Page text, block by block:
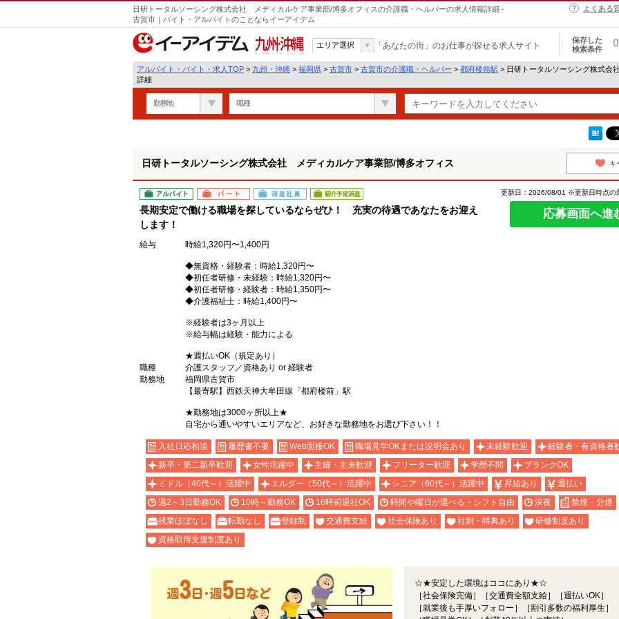
日研トータルソーシング株式会社 メディカルケア事業部/博多オフィスの介護職・ヘルパーの求人情報詳細 -
古賀市｜バイト・アルバイトのことならイーアイデム
よくある
九州・沖縄
エリア選択 「あなたの街」のお仕事が探せる求人サイト
保存した
検索条件
0
アルバイト・バイト・求人TOP > 九州・沖縄 > 福岡県 > 古賀市 > 古賀市の介護職・ヘルパー > 都府楼前駅 > 日研トータルソーシング株式会
詳細
勤務地 職種
遣
日研トータルソーシング株式会社 メディカルケア事業部/博多オフィス キ
アルバイト パート 派遣社員 紹介予定派遣
長期安定で働ける職場を探しているならぜひ！ 充実の待遇であなたをお迎え
します！
更新日：2026/08/01 ※更新日時点の
応募画面へ進
給与 時給1,320円〜1,400円
◆無資格・経験者：時給1,320円〜
◆初任者研修・未経験：時給1,320円〜
◆初任者研修・経験者：時給1,350円〜
◆介護福祉士：時給1,400円〜
※経験者は3ヶ月以上
※給与幅は経験・能力による
★週払いOK（規定あり）
職種
介護スタッフ／資格あり or 経験者
勤務地
福岡県古賀市
【最寄駅】西鉄天神大牟田線「都府楼前」駅
★勤務地は3000ヶ所以上★
自宅から通いやすいエリアなど、お好きな勤務地をお選び下さい！！
入社日応相談 履歴書不要 Web面接OK 職場見学OKまたは説明会あり 未経験歓迎
経験者・有資格者
新卒・第二新卒歓迎
女性活躍中 主婦・主夫歓迎 フリーター歓迎 学歴不問
ブランクOK
ミドル（40代～）活躍中
エルダー（50代～）活躍中 シニア（60代～）活躍中 昇給あり
週払い
週2～3日勤務OK
10時～勤務OK 16時前退社OK 時間や曜日が選べる・シフト自由 深夜
禁煙・分煙
残業ほぼなし
転勤なし 登録制 交通費支給 社会保険あり 社割・特典あり
研修制度あり
資格取得支援制度あり
☆★安定した環境はココにあり★☆
［社会保険完備］［交通費全額支給］［週払いOK］
［就業後も手厚いフォロー］［割引多数の福利厚生］